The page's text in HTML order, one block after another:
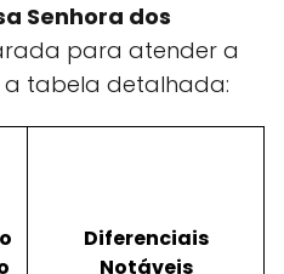
Senhora dos
para atender a
a tabela detalhada:
Diferenciais
Notáveis